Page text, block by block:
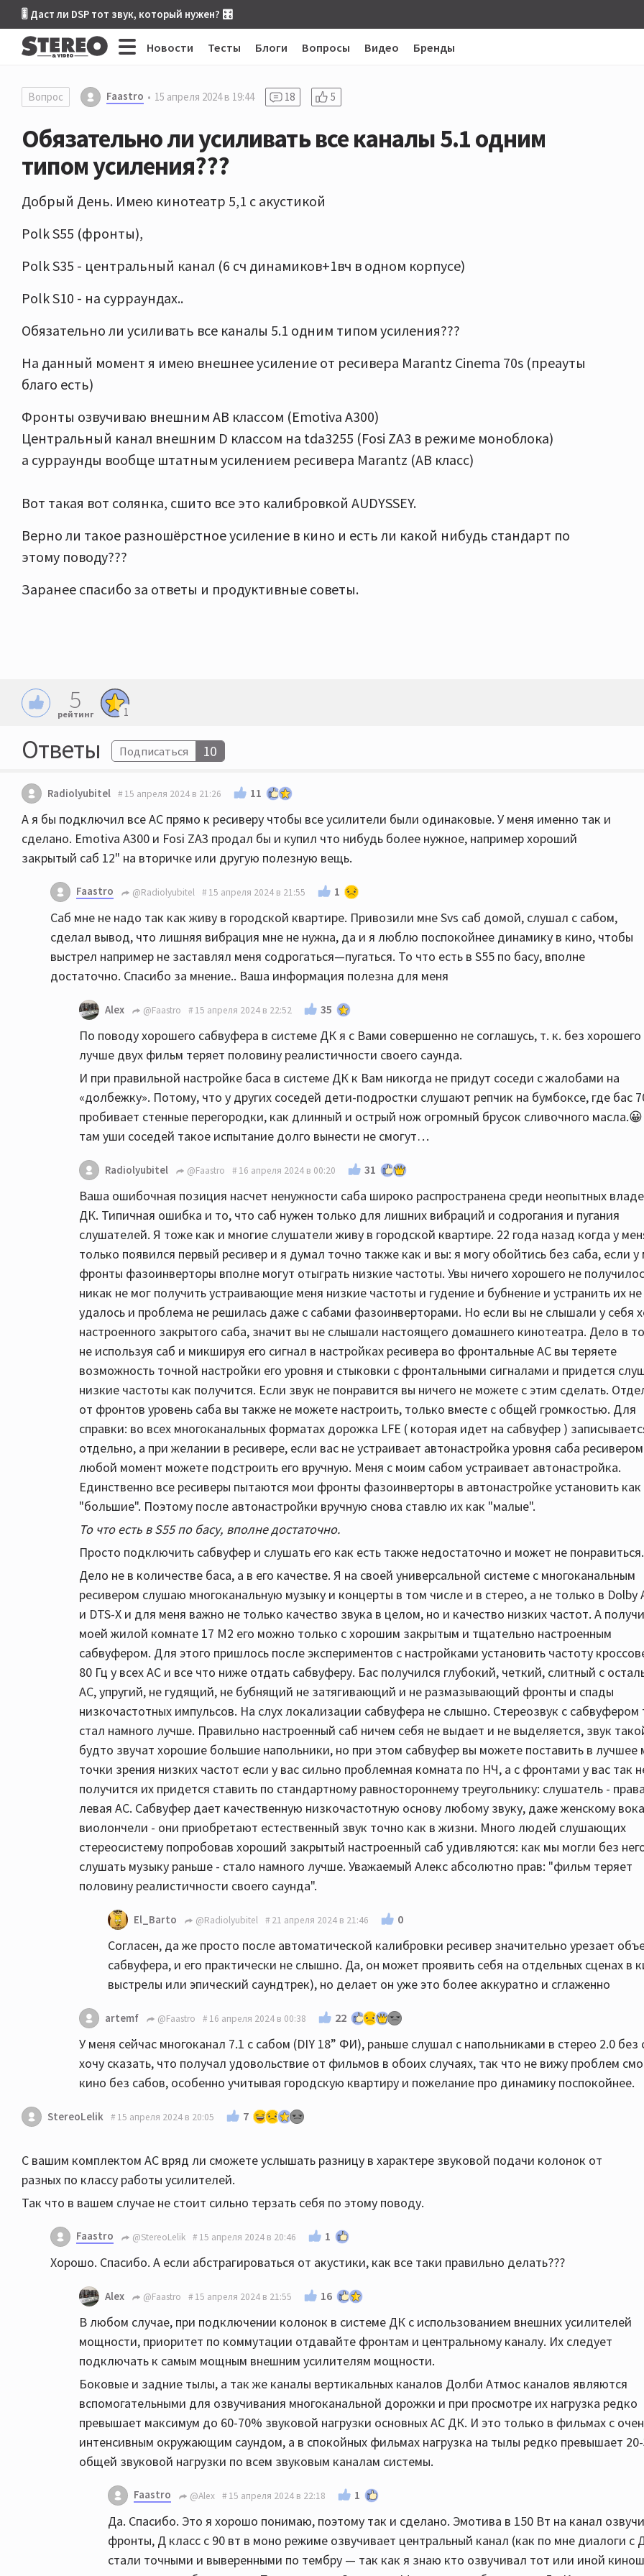
🎚 Даст ли DSP тот звук, который нужен? 🎛
Новости Тесты Блоги Вопросы Видео Бренды
Вопрос Faastro 15 апреля 2024 в 19:44 18 5
Обязательно ли усиливать все каналы 5.1 одним
типом усиления???
Добрый День. Имею кинотеатр 5,1 с акустикой
Polk S55 (фронты),
Polk S35 - центральный канал (6 сч динамиков+1вч в одном корпусе)
Polk S10 - на сурраундах..
Обязательно ли усиливать все каналы 5.1 одним типом усиления???
На данный момент я имею внешнее усиление от ресивера Marantz Cinema 70s (преауты
благо есть)
Фронты озвучиваю внешним AB классом (Emotiva A300)
Центральный канал внешним D классом на tda3255 (Fosi ZA3 в режиме моноблока)
а сурраунды вообще штатным усилением ресивера Marantz (AB класс)
Вот такая вот солянка, сшито все это калибровкой AUDYSSEY.
Верно ли такое разношёрстное усиление в кино и есть ли какой нибудь стандарт по
этому поводу???
Заранее спасибо за ответы и продуктивные советы.
5
рейтинг 1
Ответы Подписаться 10
Radiolyubitel 15 апреля 2024 в 21:26 11
А я бы подключил все АС прямо к ресиверу чтобы все усилители были одинаковые. У меня именно так и
сделано. Emotiva A300 и Fosi ZA3 продал бы и купил что нибудь более нужное, например хороший
закрытый саб 12" на вторичке или другую полезную вещь.
Faastro @Radiolyubitel 15 апреля 2024 в 21:55 1
Саб мне не надо так как живу в городской квартире. Привозили мне Svs саб домой, слушал с сабом,
сделал вывод, что лишняя вибрация мне не нужна, да и я люблю поспокойнее динамику в кино, чтобы
выстрел например не заставлял меня содрогаться—пугаться. То что есть в S55 по басу, вполне
достаточно. Спасибо за мнение.. Ваша информация полезна для меня
Alex @Faastro 15 апреля 2024 в 22:52 35
По поводу хорошего сабвуфера в системе ДК я с Вами совершенно не соглашусь, т. к. без хорошего
лучше двух фильм теряет половину реалистичности своего саунда.
И при правильной настройке баса в системе ДК к Вам никогда не придут соседи с жалобами на
«долбежку». Потому, что у других соседей дети-подростки слушают репчик на бумбоксе, где бас
пробивает стенные перегородки, как длинный и острый нож огромный брусок сливочного
там уши соседей такое испытание долго вынести не смогут…
Radiolyubitel @Faastro 16 апреля 2024 в 00:20 31
Ваша ошибочная позиция насчет ненужности саба широко распространена среди неопытных
ДК. Типичная ошибка и то, что саб нужен только для лишних вибраций и содрогания и пугания
слушателей. Я тоже как и многие слушатели живу в городской квартире. 22 года назад когда у
только появился первый ресивер и я думал точно также как и вы: я могу обойтись без саба, если у
фронты фазоинверторы вполне могут отыграть низкие частоты. Увы ничего хорошего не
никак не мог получить устраивающие меня низкие частоты и гудение и бубнение и устранить их не
удалось и проблема не решилась даже с сабами фазоинверторами. Но если вы не слышали у себя
настроенного закрытого саба, значит вы не слышали настоящего домашнего кинотеатра. Дело в
не используя саб и микшируя его сигнал в настройках ресивера во фронтальные АС вы теряете
возможность точной настройки его уровня и стыковки с фронтальными сигналами и придется
низкие частоты как получится. Если звук не понравится вы ничего не можете с этим сделать.
от фронтов уровень саба вы также не можете настроить, только вместе с общей громкостью. Для
справки: во всех многоканальных форматах дорожка LFE ( которая идет на сабвуфер )
отдельно, а при желании в ресивере, если вас не устраивает автонастройка уровня саба
любой момент можете подстроить его вручную. Меня с моим сабом устраивает автонастройка.
Единственно все ресиверы пытаются мои фронты фазоинверторы в автонастройке установить как
"большие". Поэтому после автонастройки вручную снова ставлю их как "малые".
То что есть в S55 по басу, вполне достаточно.
Просто подключить сабвуфер и слушать его как есть также недостаточно и может не понравиться.
Дело не в количестве баса, а в его качестве. Я на своей универсальной системе с многоканальным
ресивером слушаю многоканальную музыку и концерты в том числе и в стерео, а не только в Dolby
и DTS-X и для меня важно не только качество звука в целом, но и качество низких частот. А
моей жилой комнате 17 М2 его можно только с хорошим закрытым и тщательно настроенным
сабвуфером. Для этого пришлось после экспериментов с настройками установить частоту
80 Гц у всех АС и все что ниже отдать сабвуферу. Бас получился глубокий, четкий, слитный с
АС, упругий, не гудящий, не бубнящий не затягивающий и не размазывающий фронты и спады
низкочастотных импульсов. На слух локализации сабвуфера не слышно. Стереозвук с сабвуфером
стал намного лучше. Правильно настроенный саб ничем себя не выдает и не выделяется, звук
будто звучат хорошие большие напольники, но при этом сабвуфер вы можете поставить в лучшее
точки зрения низких частот если у вас сильно проблемная комната по НЧ, а с фронтами у вас так
получится их придется ставить по стандартному равностороннему треугольнику: слушатель -
левая АС. Сабвуфер дает качественную низкочастотную основу любому звуку, даже женскому
виолончели - они приобретают естественный звук точно как в жизни. Много людей слушающих
стереосистему попробовав хороший закрытый настроенный саб удивляются: как мы могли без
слушать музыку раньше - стало намного лучше. Уважаемый Алекс абсолютно прав: "фильм теряет
половину реалистичности своего саунда".
El_Barto @Radiolyubitel 21 апреля 2024 в 21:46 0
Согласен, да же просто после автоматической калибровки ресивер значительно урезает
сабвуфера, и его практически не слышно. Да, он может проявить себя на отдельных сценах в
выстрелы или эпический саундтрек), но делает он уже это более аккуратно и сглаженно
artemf @Faastro 16 апреля 2024 в 00:38 22
У меня сейчас многоканал 7.1 с сабом (DIY 18” ФИ), раньше слушал с напольниками в стерео 2.0 без
хочу сказать, что получал удовольствие от фильмов в обоих случаях, так что не вижу проблем
кино без сабов, особенно учитывая городскую квартиру и пожелание про динамику поспокойнее.
StereoLelik 15 апреля 2024 в 20:05 7
С вашим комплектом АС вряд ли сможете услышать разницу в характере звуковой подачи колонок от
разных по классу работы усилителей.
Так что в вашем случае не стоит сильно терзать себя по этому поводу.
Faastro @StereoLelik 15 апреля 2024 в 20:46 1
Хорошо. Спасибо. А если абстрагироваться от акустики, как все таки правильно делать???
Alex @Faastro 15 апреля 2024 в 21:55 16
В любом случае, при подключении колонок в системе ДК с использованием внешних усилителей
мощности, приоритет по коммутации отдавайте фронтам и центральному каналу. Их следует
подключать к самым мощным внешним усилителям мощности.
Боковые и задние тылы, а так же каналы вертикальных каналов Долби Атмос каналов являются
вспомогательными для озвучивания многоканальной дорожки и при просмотре их нагрузка редко
превышает максимум до 60-70% звуковой нагрузки основных АС ДК. И это только в фильмах с
интенсивным окружающим саундом, а в спокойных фильмах нагрузка на тылы редко превышает
общей звуковой нагрузки по всем звуковым каналам системы.
Faastro @Alex 15 апреля 2024 в 22:18 1
Да. Спасибо. Это я хорошо понимаю, поэтому так и сделано. Эмотива в 150 Вт на канал
фронты, Д класс с 90 вт в моно режиме озвучивает центральный канал (как по мне диалоги с
стали точными и выверенными по тембру — так как я знаю кто озвучивал тот или иной